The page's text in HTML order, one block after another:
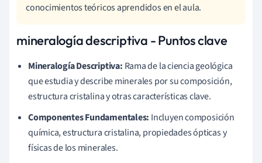
conocimientos teóricos aprendidos en el aula.
mineralogía descriptiva - Puntos clave
Mineralogía Descriptiva: Rama de la ciencia geológica
que estudia y describe minerales por su composición,
estructura cristalina y otras características clave.
Componentes Fundamentales: Incluyen composición
química, estructura cristalina, propiedades ópticas y
físicas de los minerales.